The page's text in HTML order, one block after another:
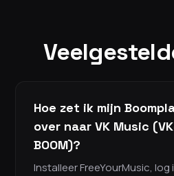
Hoe zet ik mijn
over naar VK Music
BOOM)?
Installeer FreeYourMusic,